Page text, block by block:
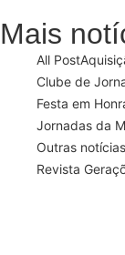
Mais
All Post
Clube de
Festa em
Jornadas da
Outras notícias
Revista